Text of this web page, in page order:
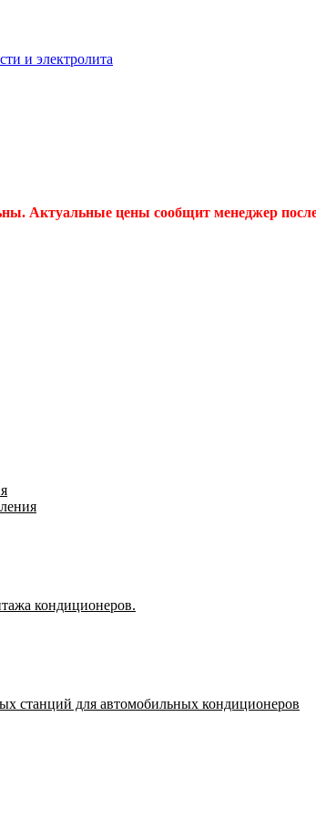
и электролита
Актуальные цены сообщит менеджер
кондиционеров.
станций для автомобильных кондиционеров